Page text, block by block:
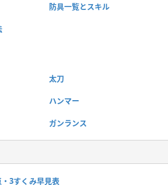
防具一覧とスキル
太刀
ハンマー
ガンランス
3すくみ早見表